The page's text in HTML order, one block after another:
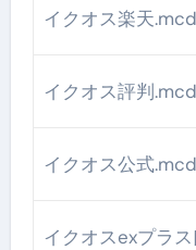
イクオス楽天
イクオス評判
イクオス公式
イクオスexプラ